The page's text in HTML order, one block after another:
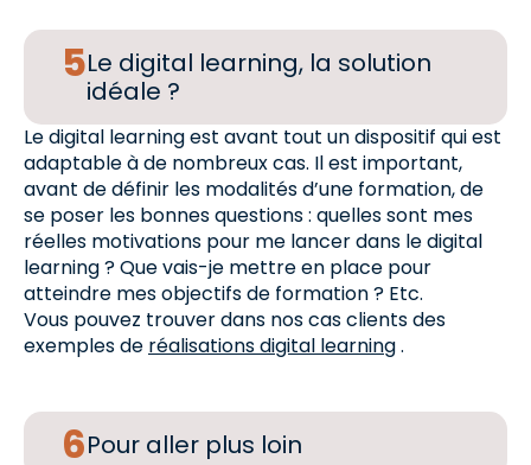
Le digital learning, la solution
idéale ?
Le digital learning est avant tout un dispositif qui est
adaptable à de nombreux cas. Il est important,
avant de définir les modalités d’une formation, de
se poser les bonnes questions : quelles sont mes
réelles motivations pour me lancer dans le digital
learning ? Que vais-je mettre en place pour
atteindre mes objectifs de formation ? Etc.
Vous pouvez trouver dans nos cas clients des
exemples de réalisations digital learning.
Pour aller plus loin